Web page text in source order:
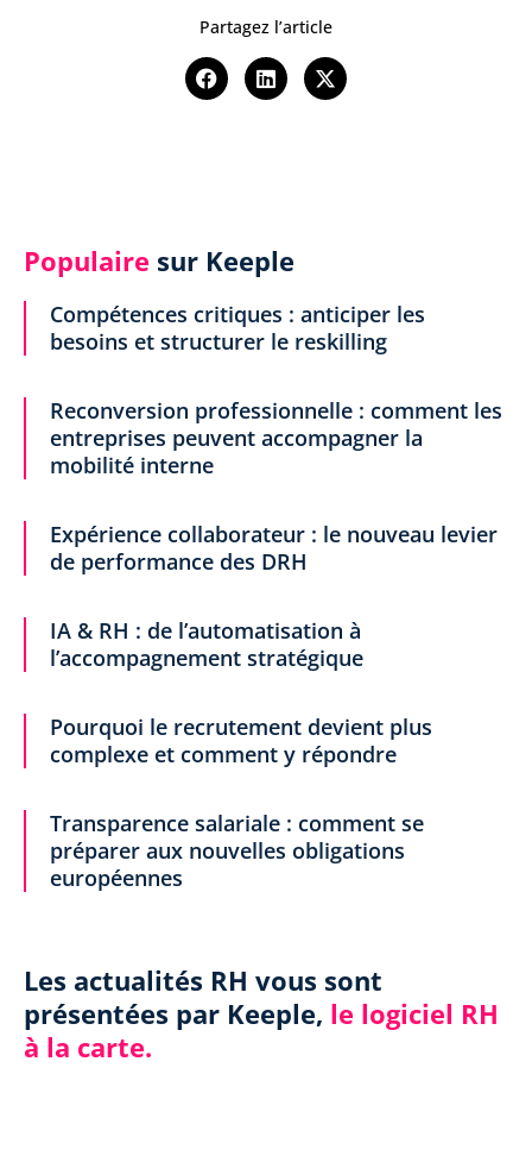
Partagez l’article
Populaire sur Keeple
Compétences critiques : anticiper les
besoins et structurer le reskilling
Reconversion professionnelle : comment les
entreprises peuvent accompagner la
mobilité interne
Expérience collaborateur : le nouveau levier
de performance des DRH
IA & RH : de l’automatisation à
l’accompagnement stratégique
Pourquoi le recrutement devient plus
complexe et comment y répondre
Transparence salariale : comment se
préparer aux nouvelles obligations
européennes
Les actualités RH vous sont
présentées par Keeple, le logiciel RH
à la carte.